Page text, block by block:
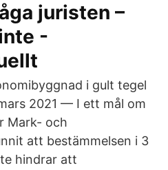
juristen –
-
i gult tegel
2021 — I ett mål om
Mark- och
att bestämmelsen i 3
hindrar att